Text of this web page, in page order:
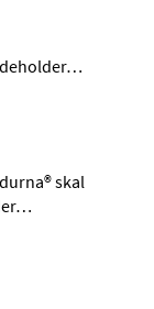
…
skal
…